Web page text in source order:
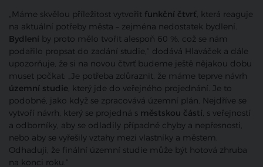
„Máme skvělou příležitost vytvořit funkční čtvrť, která reaguje
na aktuální potřeby města – zejména nedostatek bydlení.
Bydlení by proto mělo tvořit alespoň 60 %, což se nám
podařilo propsat do zadání studie,“ dodává Hlaváček a dále
upozorňuje, že si na novou čtvrť budeme ještě nějakou dobu
muset počkat: „Je potřeba zdůraznit, že máme teprve návrh
územní studie, který jde do veřejného projednání. Je to
podobné, jako když se zpracovává územní plán. Nejdříve se
vytvoří návrh, který se projedná s městskou částí, s veřejností
a odborníky, aby se odladily případné chyby a nepřesnosti,
nebo aby se vyřešily vztahy mezi vlastníky a městem.
Odhaduji, že finální územní studie může být hotová zhruba
na konci roku.“